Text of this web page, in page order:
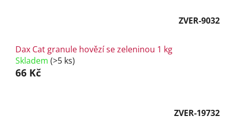
ZVER-9032
Dax Cat granule hovězí se zeleninou 1 kg
Skladem (>5 ks)
66 Kč
ZVER-19732